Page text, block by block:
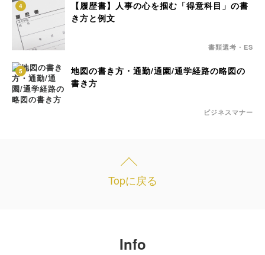
4
【履歴書】人事の心を掴む「得意科目」の書
き方と例文
書類選考・ES
5
地図の書き方・通勤/通園/通学経路の略図の
書き方
ビジネスマナー
Topに戻る
Info